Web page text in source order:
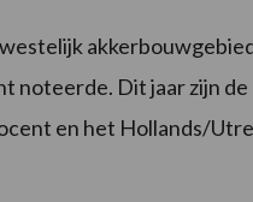
noteerde. Dit jaar zijn
en het Hollands/